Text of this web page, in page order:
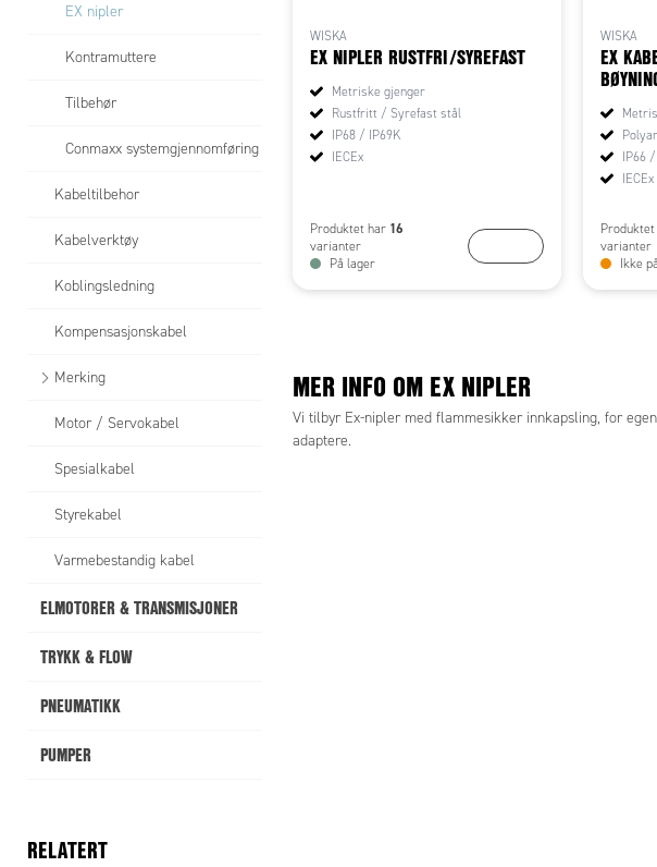
EX nipler
Kontramuttere
Tilbehør
Conmaxx systemgjennomføring
Kabeltilbehor
Kabelverktøy
Koblingsledning
Kompensasjonskabel
Merking
Motor / Servokabel
Spesialkabel
Styrekabel
Varmebestandig kabel
ELMOTORER & TRANSMISJONER
TRYKK & FLOW
PNEUMATIKK
PUMPER
WISKA
EX NIPLER RUSTFRI/SYREFAST
Metriske gjenger
Rustfritt / Syrefast stål
IP68 / IP69K
IECEx
Produktet har 16
varianter
På lager
WISKA
EX
IP66
IECEx
varianter
Ikke
MER INFO OM EX NIPLER
Vi tilbyr Ex-nipler med flammesikker innkapsling, for
adaptere.
RELATERT